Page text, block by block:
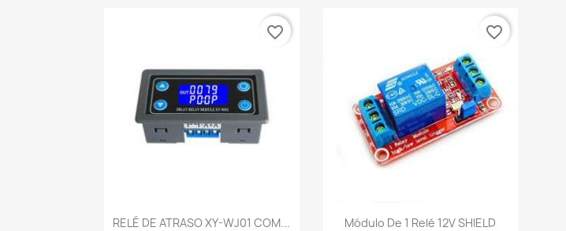
Vista rápida
RELÉ DE ATRASO XY-WJ01 COM...
favorite_border
Vista rápida
Módulo De 1 Relé 12V SHIELD
favorite_border